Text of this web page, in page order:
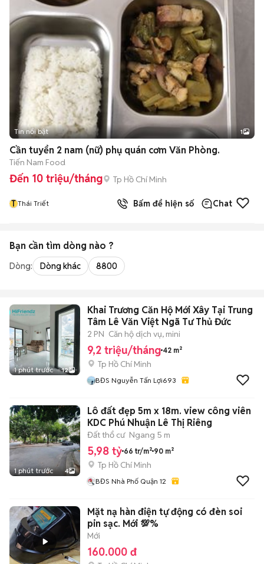
Tin nổi bật 1
Cần tuyển 2 nam (nữ) phụ quán cơm Văn Phòng.
Tiến Nam Food
Đến 10 triệu/tháng Tp Hồ Chí Minh
T Thái Triết Bấm để hiện số Chat
Bạn cần tìm dòng nào ?
Dòng: Dòng khác 8800
1 phút trước 12
Khai Trương Căn Hộ Mới Xây Tại Trung
Tâm Lê Văn Việt Ngã Tư Thủ Đức
2 PN Căn hộ dịch vụ, mini
9,2 triệu/tháng 42 m²
Tp Hồ Chí Minh
BĐS Nguyễn Tấn Lợi693
1 phút trước 4
Lô đất đẹp 5m x 18m. view công viên
KDC Phú Nhuận Lê Thị Riêng
Đất thổ cư Ngang 5 m
5,98 tỷ 66 tr/m² 90 m²
Tp Hồ Chí Minh
BĐS Nhà Phố Quận 12
Mặt nạ hàn điện tự động có đèn soi
pin sạc. Mới 💯%
Mới
160.000 đ